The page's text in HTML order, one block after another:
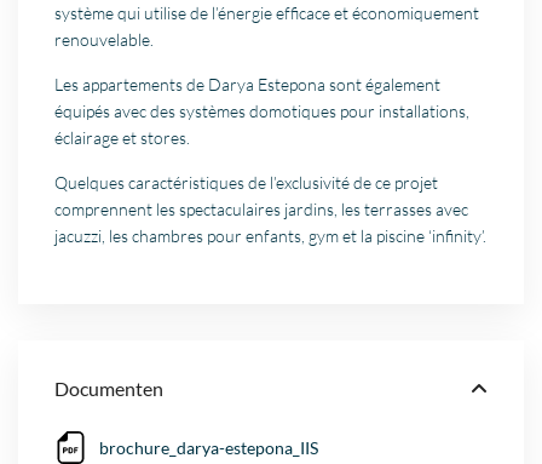
système qui utilise de l’énergie efficace et économiquement
renouvelable.
Les appartements de Darya Estepona sont également
équipés avec des systèmes domotiques pour installations,
éclairage et stores.
Quelques caractéristiques de l’exclusivité de ce projet
comprennent les spectaculaires jardins, les terrasses avec
jacuzzi, les chambres pour enfants, gym et la piscine ‘infinity’.
Documenten
brochure_darya-estepona_IIS